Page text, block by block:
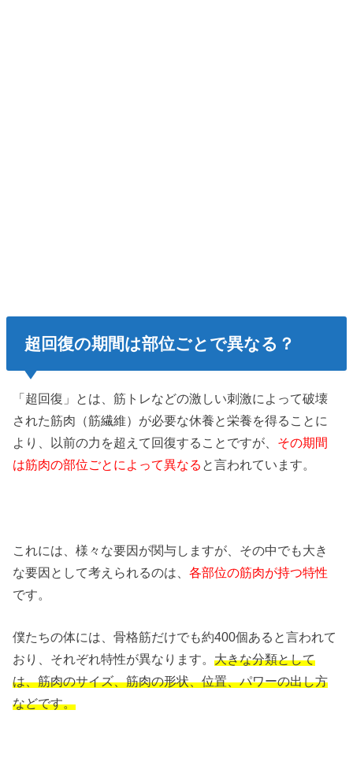
超回復の期間は部位ごとで異なる？
「超回復」とは、筋トレなどの激しい刺激によって破壊
された筋肉（筋繊維）が必要な休養と栄養を得ることに
より、以前の力を超えて回復することですが、 その期間
は筋肉の部位ごとによって異なる と言われています。
これには、様々な要因が関与しますが、その中でも大き
な要因として考えられるのは、各部位の筋肉が持つ特性
です。
僕たちの体には、骨格筋だけでも約400個あると言われて
おり、それぞれ特性が異なります。大きな分類として
は、筋肉のサイズ、筋肉の形状、位置、パワーの出し方
などです。